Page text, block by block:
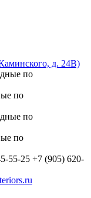
д. 24В)
по
по
+7 (905) 620-